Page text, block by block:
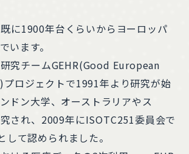
に1900年台くらいからヨーロッパ
います。
究チームGEHR(Good European
ロジェクトで1991年より研究が始
ドン大学、オーストラリアやス
され、2009年にISOTC251委員会で
て認められました。